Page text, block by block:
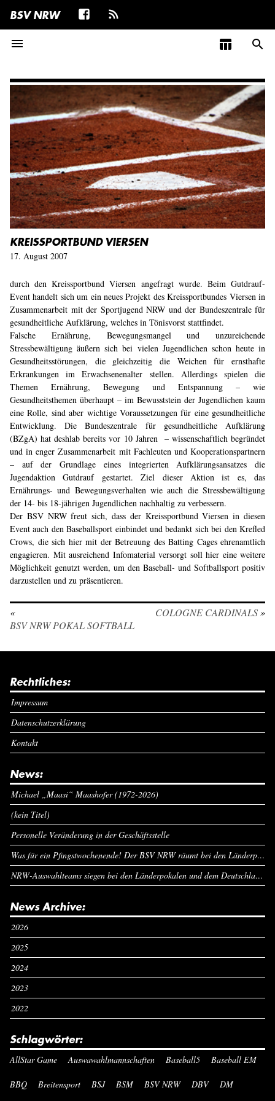
BSV NRW
menu
table_chart search
KREISSPORTBUND VIERSEN
17. August 2007
durch den Kreissportbund Viersen angefragt wurde. Beim Gutdrauf-
Event handelt sich um ein neues Projekt des Kreissportbundes Viersen in
Zusammenarbeit mit der Sportjugend NRW und der Bundeszentrale für
gesundheitliche Aufklärung, welches in Tönisvorst stattfindet.
Falsche Ernährung, Bewegungsmangel und unzureichende
Stressbewältigung äußern sich bei vielen Jugendlichen schon heute in
Gesundheitsstörungen, die gleichzeitig die Weichen für ernsthafte
Erkrankungen im Erwachsenenalter stellen. Allerdings spielen die
Themen Ernährung, Bewegung und Entspannung – wie
Gesundheitsthemen überhaupt – im Bewusststein der Jugendlichen kaum
eine Rolle, sind aber wichtige Voraussetzungen für eine gesundheitliche
Entwicklung. Die Bundeszentrale für gesundheitliche Aufklärung
(BZgA) hat deshlab bereits vor 10 Jahren – wissenschaftlich begründet
und in enger Zusammenarbeit mit Fachleuten und Kooperationspartnern
– auf der Grundlage eines integrierten Aufklärungsansatzes die
Jugendaktion Gutdrauf gestartet. Ziel dieser Aktion ist es, das
Ernährungs- und Bewegungsverhalten wie auch die Stressbewältigung
der 14- bis 18-jährigen Jugendlichen nachhaltig zu verbessern.
Der BSV NRW freut sich, dass der Kreissportbund Viersen in diesen
Event auch den Baseballsport einbindet und bedankt sich bei den Krefled
Crows, die sich hier mit der Betreuung des Batting Cages ehrenamtlich
engagieren. Mit ausreichend Infomaterial versorgt soll hier eine weitere
Möglichkeit genutzt werden, um den Baseball- und Softballsport positiv
darzustellen und zu präsentieren.
«
BSV NRW POKAL SOFTBALL
COLOGNE CARDINALS»
Rechtliches:
Impressum
Datenschutzerklärung
Kontakt
News:
Michael „Maasi“ Maashofer (1972-2026)
(kein Titel)
Personelle Veränderung in der Geschäftsstelle
Was für ein Pfingstwochenende! Der BSV NRW räumt bei den Länderpokalen ab
NRW-Auswahlteams siegen bei den Länderpokalen und dem Deutschlandcup an Pfingsten
News Archive:
2026
2025
2024
2023
2022
Schlagwörter:
AllStar Game Auswawahlmannschaften Baseball5 Baseball EM
BBQ Breitensport BSJ BSM BSV NRW DBV DM